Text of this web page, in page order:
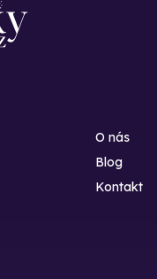
O nás
Blog
Kontakt